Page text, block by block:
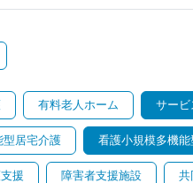
有料老人ホーム サービ
型居宅介護 看護小規模多機
援 障害者支援施設 共